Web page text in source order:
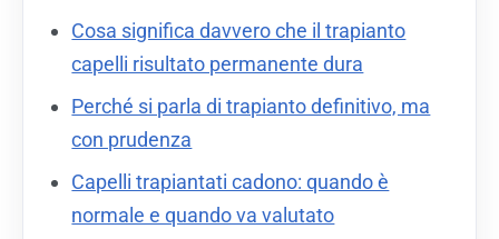
Cosa significa davvero che il trapianto
capelli risultato permanente dura
Perché si parla di trapianto definitivo, ma
con prudenza
Capelli trapiantati cadono: quando è
normale e quando va valutato